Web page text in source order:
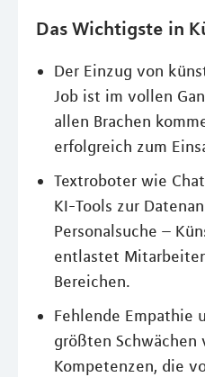
Das Wichtigste in
Der Einzug von
Job ist im vollen
allen Brachen
erfolgreich zum
Textroboter wie
KI-Tools zur
Personalsuche –
entlastet
Bereichen.
Fehlende Empathie
größten
Kompetenzen, die